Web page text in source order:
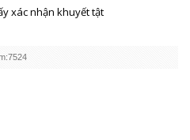
xác nhận khuyết tật